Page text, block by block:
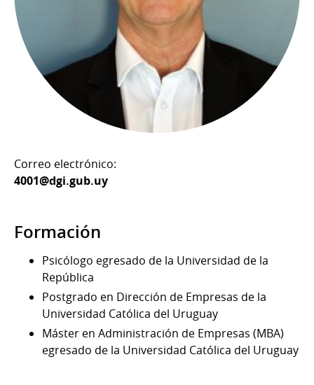
Correo electrónico:
4001@dgi.gub.uy
Formación
Psicólogo egresado de la Universidad de la
República
Postgrado en Dirección de Empresas de la
Universidad Católica del Uruguay
Máster en Administración de Empresas (MBA)
egresado de la Universidad Católica del Uruguay